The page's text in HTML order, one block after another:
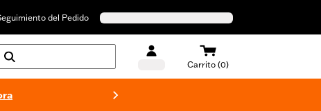
del Pedido
Carrito (0)